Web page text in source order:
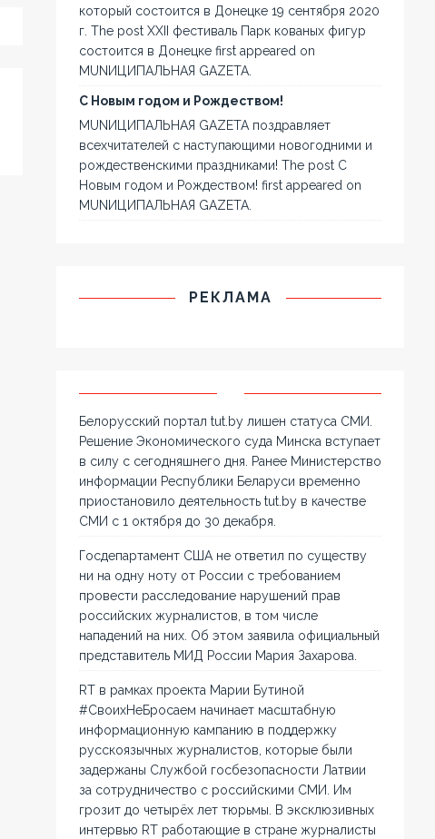
который состоится в Донецке 19 сентября 2020
г. The post XXII фестиваль Парк кованых фигур
состоится в Донецке first appeared on
MUNИЦИПАЛЬНАЯ GAZЕТА.
С Новым годом и Рождеством!
MUNИЦИПАЛЬНАЯ GAZЕТА поздравляет
всехчитателей с наступающими новогодними и
рождественскими праздниками! The post С
Новым годом и Рождеством! first appeared on
MUNИЦИПАЛЬНАЯ GAZЕТА.
РЕКЛАМА
Белорусский портал tut.by лишен статуса СМИ.
Решение Экономического суда Минска вступает
в силу с сегодняшнего дня. Ранее Министерство
информации Республики Беларуси временно
приостановило деятельность tut.by в качестве
СМИ с 1 октября до 30 декабря.
Госдепартамент США не ответил по существу
ни на одну ноту от России с требованием
провести расследование нарушений прав
российских журналистов, в том числе
нападений на них. Об этом заявила официальный
представитель МИД России Мария Захарова.
RT в рамках проекта Марии Бутиной
#СвоихНеБросаем начинает масштабную
информационную кампанию в поддержку
русскоязычных журналистов, которые были
задержаны Службой госбезопасности Латвии
за сотрудничество с российскими СМИ. Им
грозит до четырёх лет тюрьмы. В эксклюзивных
интервью RT работающие в стране журналисты